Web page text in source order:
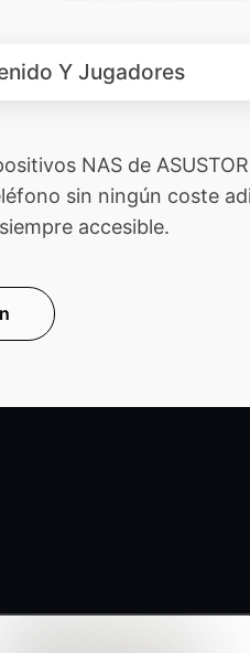
Y Jugadores
NAS de
sin ningún coste
accesible.